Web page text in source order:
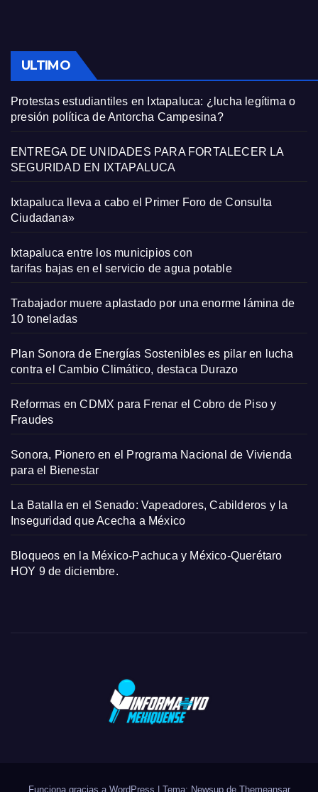
ULTIMO
Protestas estudiantiles en Ixtapaluca: ¿lucha legítima o
presión política de Antorcha Campesina?
ENTREGA DE UNIDADES PARA FORTALECER LA
SEGURIDAD EN IXTAPALUCA
Ixtapaluca lleva a cabo el Primer Foro de Consulta
Ciudadana»
Ixtapaluca entre los municipios con
tarifas bajas en el servicio de agua potable
Trabajador muere aplastado por una enorme lámina de
10 toneladas
Plan Sonora de Energías Sostenibles es pilar en lucha
contra el Cambio Climático, destaca Durazo
Reformas en CDMX para Frenar el Cobro de Piso y
Fraudes
Sonora, Pionero en el Programa Nacional de Vivienda
para el Bienestar
La Batalla en el Senado: Vapeadores, Cabilderos y la
Inseguridad que Acecha a México
Bloqueos en la México-Pachuca y México-Querétaro
HOY 9 de diciembre.
Funciona gracias a WordPress Tema: Newsup de Themeansar